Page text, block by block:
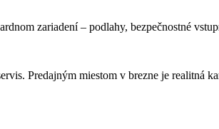
zariadení – podlahy, bezpečnostné
Predajným miestom v brezne je realitná